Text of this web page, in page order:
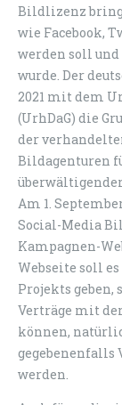
Bildlizenz
wie Facebook,
werden soll
wurde. Der
2021 mit dem
(UrhDaG) die
der
Bildagenturen
Am 1.
Social-Media
Kampagnen-
Webseite soll
Projekts
Verträge mit der
können,
gegebenenfalls
werden.